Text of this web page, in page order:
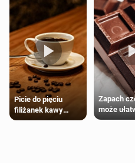
Picie do pięciu
filiżanek kawy
dziennie jest
Zapach
może
trening